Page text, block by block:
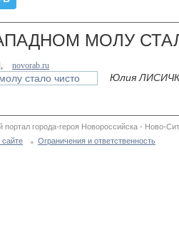
МОЛУ
novorab.ru
Юлия
города-героя Новороссийска - Ново-
Ограничения и ответственность